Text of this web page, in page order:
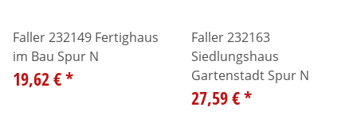
Faller 232149 Fertighaus
im Bau Spur N
19,62 €*
Faller 232163
Siedlungshaus
Gartenstadt Spur N
27,59 €*